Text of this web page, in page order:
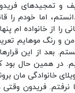
و تمجیدهای فریدون
اما خودم را قانع
از خانواده ام پنهان
و رنگ موهایم تعریف
بعد از این قرارهای
در همین حال بود که
خانوادگی مان بروند.
فریدون وقتی در